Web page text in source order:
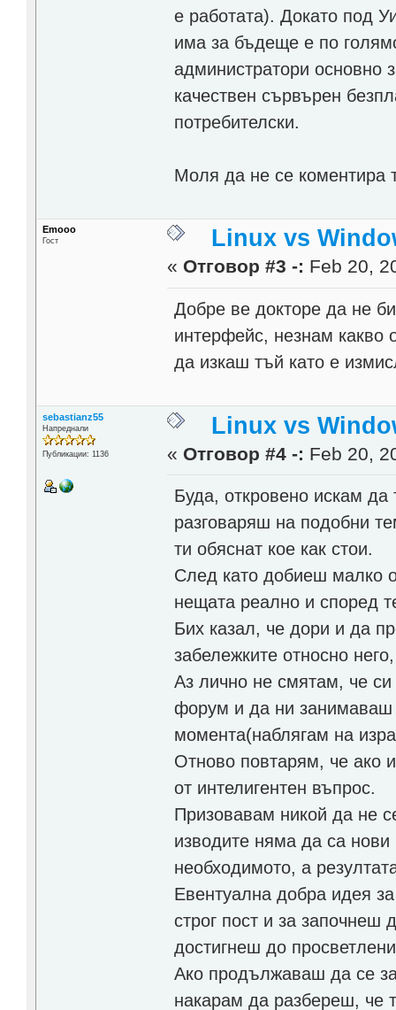
е работата). Докато под
има за бъдеще е по
администратори основно
качествен сървърен
потребителски.
Моля да не се коментира
Emooo
Гост Linux vs
« Отговор #3 -: Feb 20,
Добре ве докторе да не
интерфейс, незнам
да изкаш тъй като е
sebastianz55
Напреднали
Публикации: 1136
Linux vs
« Отговор #4 -: Feb 20,
Буда, откровено искам
разговаряш на подобни
ти обяснат кое как стои.
След като добиеш малко
нещата реално и според
Бих казал, че дори и да
забележките относно
Аз лично не смятам, че
форум и да ни занимаваш
момента(наблягам на
Отново повтарям, че ако
от интелигентен въпрос.
Призовавам никой да не
изводите няма да са
необходимото, а
Евентуална добра идея
строг пост и за
достигнеш до
Ако продължаваш да се
накарам да разбереш, че